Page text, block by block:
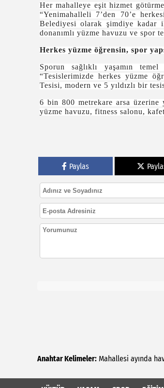
Her mahalleye eşit hizmet
“Yenimahalleli 7’den 70’e
Belediyesi olarak şimdiye kadar
donanımlı yüzme havuzu ve spor
Herkes yüzme öğrensin, spor
Sporun sağlıklı yaşamın
“Tesislerimizde herkes yüzme
Tesisi, modern ve 5 yıldızlı bir
6 bin 800 metrekare arsa üzerine
yüzme havuzu, fitness salonu,
Paylas
Anahtar Kelimeler: Mahallesi ayında